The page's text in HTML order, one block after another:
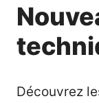
Découvrez